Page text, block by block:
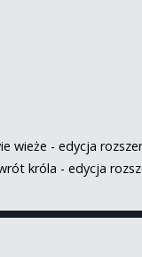
wieże - edycja
króla - edycja